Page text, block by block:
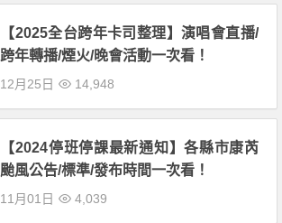
【2025全台跨年卡司整理】演唱會直播/
跨年轉播/煙火/晚會活動一次看！
12月25日 14,948
【2024停班停課最新通知】各縣市康芮
颱風公告/標準/發布時間一次看！
11月01日 4,039